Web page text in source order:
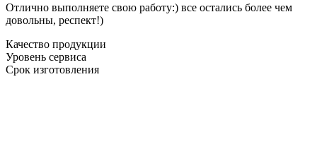
Отлично выполняете свою работу:) все остались более чем
довольны, респект!)
Качество продукции
Уровень сервиса
Срок изготовления